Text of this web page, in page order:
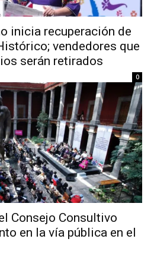
inicia recuperación de
vendedores que
serán retirados
0
Consejo Consultivo
en la vía pública en el